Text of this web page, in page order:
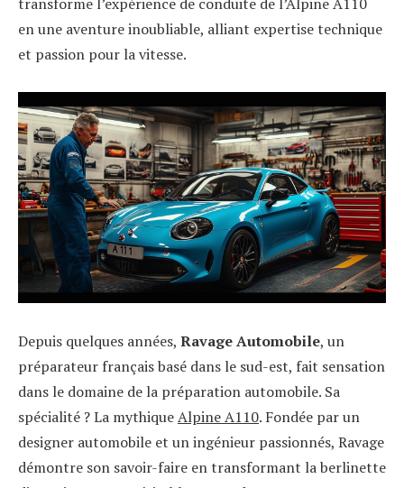
en une aventure inoubliable, alliant expertise technique
et passion pour la vitesse.
Depuis quelques années, Ravage Automobile, un
préparateur français basé dans le sud-est, fait sensation
dans le domaine de la préparation automobile. Sa
spécialité ? La mythiqueAlpine A110. Fondée par un
designer automobile et un ingénieur passionnés, Ravage
démontre son savoir-faire en transformant la berlinette